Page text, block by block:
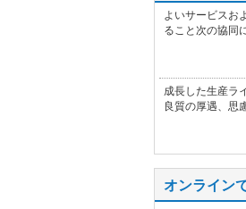
よいサービスお
ること次の協同に
成長した生産ラ
良質の厚遇、思
オンライン